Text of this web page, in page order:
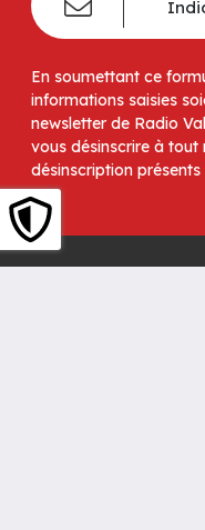
En soumettant ce
informations saisies
newsletter de Radio
vous désinscrire à tout
désinscription